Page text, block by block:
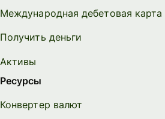
Международная дебетовая карта
Получить деньги
Активы
Ресурсы
Конвертер валют